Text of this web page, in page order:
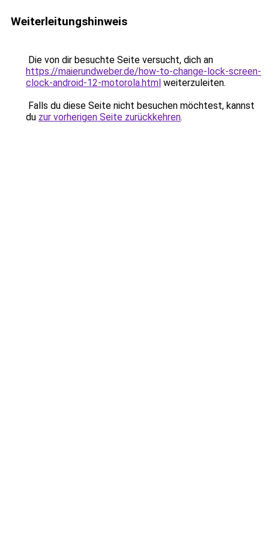
Weiterleitungshinweis
Die von dir besuchte Seite versucht, dich an
https://maierundweber.de/how-to-change-lock-screen-
clock-android-12-motorola.html weiterzuleiten.
Falls du diese Seite nicht besuchen möchtest, kannst
du zur vorherigen Seite zurückkehren.